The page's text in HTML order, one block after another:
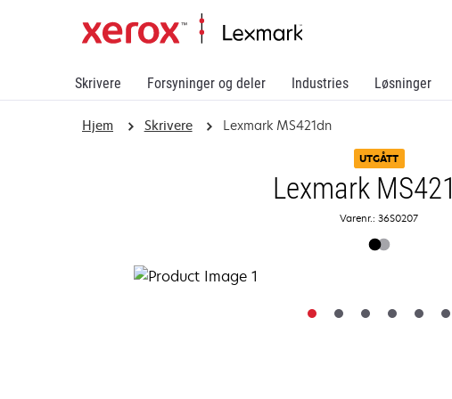
Skrivere Forsyninger og deler Industries Løsninger
Hjem Skrivere Lexmark MS421dn
UTGÅTT
Lexmark MS421
Varenr.: 36S0207